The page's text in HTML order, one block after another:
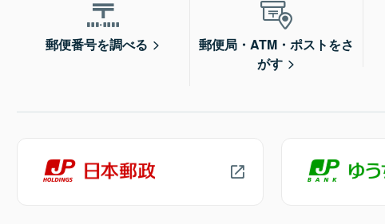
郵便番号を調べる
郵便局・ATM・ポストをさ
がす